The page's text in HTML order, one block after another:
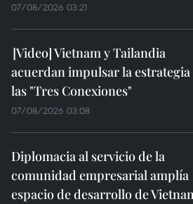
07/08/2026 03:21
Vietnam y Tailandia
acuerdan impulsar la estrategia
las "Tres Conexiones"
07/08/2026 03:08
Diplomacia al servicio de la
comunidad empresarial amplía
espacio de desarrollo de